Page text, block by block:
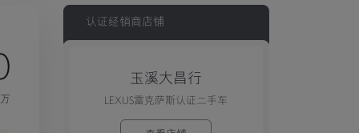
认证经销商店铺
玉溪大昌行
LEXUS雷克萨斯认证二手车